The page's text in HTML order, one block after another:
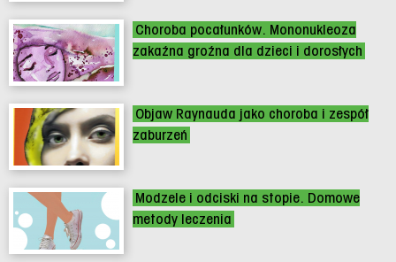
Choroba pocałunków. Mononukleoza
zakaźna groźna dla dzieci i dorosłych
Objaw Raynauda jako choroba i zespół
zaburzeń
Modzele i odciski na stopie. Domowe
metody leczenia